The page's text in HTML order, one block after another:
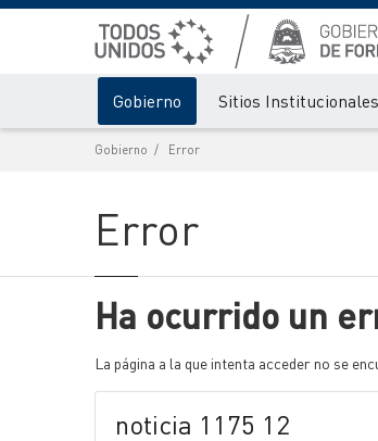
Gobierno Sitios Institucionales
Gobierno Error
Error
Ha ocurrido un
La página a la que intenta acceder no se